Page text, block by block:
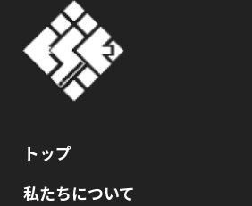
トップ
私たちについて